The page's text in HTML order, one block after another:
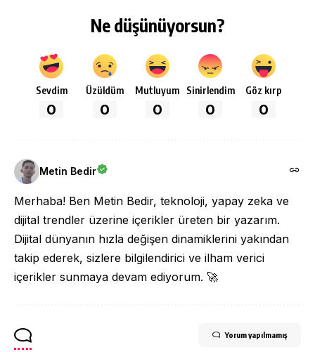
Ne düşünüyorsun?
Sevdim
0
Üzüldüm
0
Mutluyum
0
Sinirlendim
0
Göz kırp
0
Metin Bedir
Merhaba! Ben Metin Bedir, teknoloji, yapay zeka ve
dijital trendler üzerine içerikler üreten bir yazarım.
Dijital dünyanın hızla değişen dinamiklerini yakından
takip ederek, sizlere bilgilendirici ve ilham verici
içerikler sunmaya devam ediyorum. 🚀
Yorum yapılmamış